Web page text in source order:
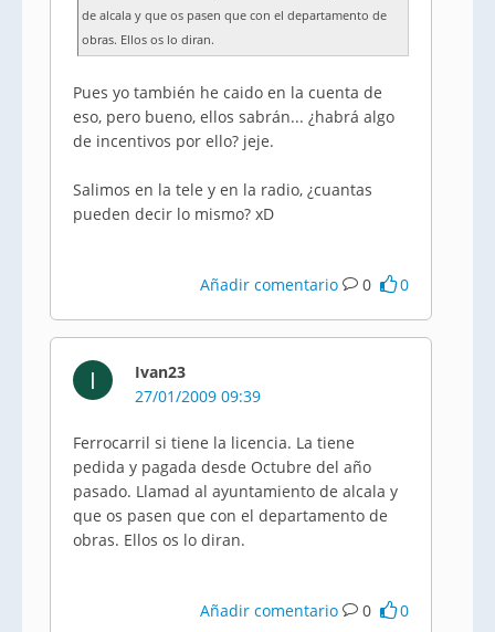
de alcala y que os pasen que con el departamento de
obras. Ellos os lo diran.
Pues yo también he caido en la cuenta de
eso, pero bueno, ellos sabrán... ¿habrá algo
de incentivos por ello? jeje.
Salimos en la tele y en la radio, ¿cuantas
pueden decir lo mismo? xD
Añadir comentario 0 0
I
Ivan23
27/01/2009 09:39
Ferrocarril si tiene la licencia. La tiene
pedida y pagada desde Octubre del año
pasado. Llamad al ayuntamiento de alcala y
que os pasen que con el departamento de
obras. Ellos os lo diran.
Añadir comentario 0 0